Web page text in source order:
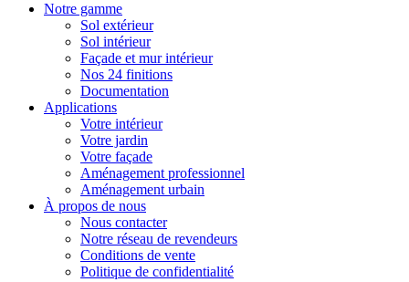
Notre gamme
Sol extérieur
Sol intérieur
Façade et mur intérieur
Nos 24 finitions
Documentation
Applications
Votre intérieur
Votre jardin
Votre façade
Aménagement professionnel
Aménagement urbain
À propos de nous
Nous contacter
Notre réseau de revendeurs
Conditions de vente
Politique de confidentialité